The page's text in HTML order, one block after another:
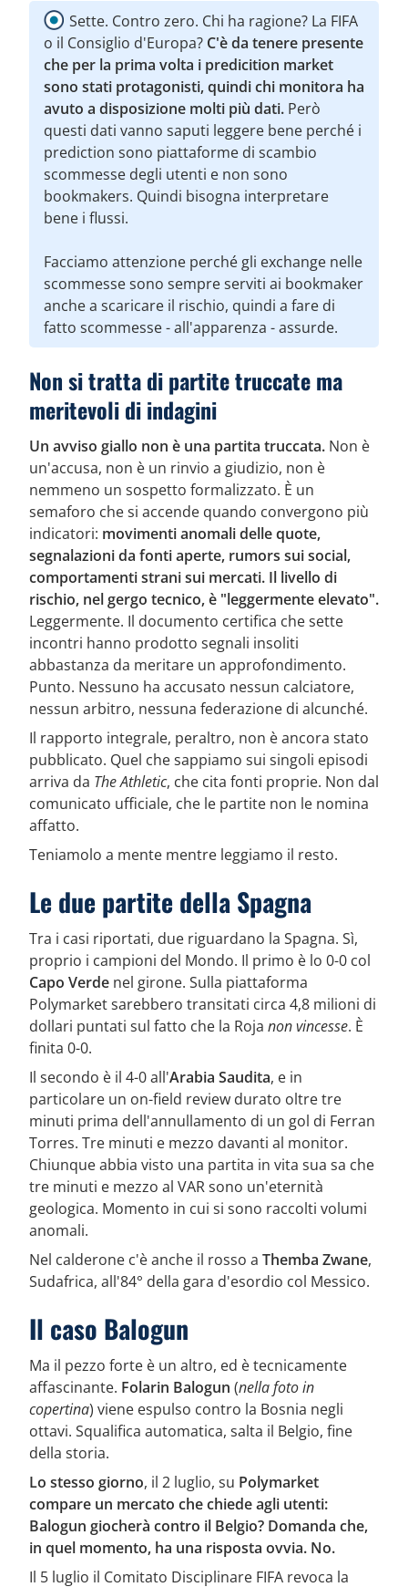
Sette. Contro zero. Chi ha ragione? La FIFA
o il Consiglio d'Europa? C'è da tenere presente
che per la prima volta i predicition market
sono stati protagonisti, quindi chi monitora ha
avuto a disposizione molti più dati. Però
questi dati vanno saputi leggere bene perché i
prediction sono piattaforme di scambio
scommesse degli utenti e non sono
bookmakers. Quindi bisogna interpretare
bene i flussi.
Facciamo attenzione perché gli exchange nelle
scommesse sono sempre serviti ai bookmaker
anche a scaricare il rischio, quindi a fare di
fatto scommesse - all'apparenza - assurde.
Non si tratta di partite truccate ma
meritevoli di indagini
Un avviso giallo non è una partita truccata. Non è
un'accusa, non è un rinvio a giudizio, non è
nemmeno un sospetto formalizzato. È un
semaforo che si accende quando convergono più
indicatori: movimenti anomali delle quote,
segnalazioni da fonti aperte, rumors sui social,
comportamenti strani sui mercati. Il livello di
rischio, nel gergo tecnico, è "leggermente elevato".
Leggermente. Il documento certifica che sette
incontri hanno prodotto segnali insoliti
abbastanza da meritare un approfondimento.
Punto. Nessuno ha accusato nessun calciatore,
nessun arbitro, nessuna federazione di alcunché.
Il rapporto integrale, peraltro, non è ancora stato
pubblicato. Quel che sappiamo sui singoli episodi
arriva da The Athletic, che cita fonti proprie. Non dal
comunicato ufficiale, che le partite non le nomina
affatto.
Teniamolo a mente mentre leggiamo il resto.
Le due partite della Spagna
Tra i casi riportati, due riguardano la Spagna. Sì,
proprio i campioni del Mondo. Il primo è lo 0-0 col
Capo Verde nel girone. Sulla piattaforma
Polymarket sarebbero transitati circa 4,8 milioni di
dollari puntati sul fatto che la Roja non vincesse. È
finita 0-0.
Il secondo è il 4-0 all'Arabia Saudita, e in
particolare un on-field review durato oltre tre
minuti prima dell'annullamento di un gol di Ferran
Torres. Tre minuti e mezzo davanti al monitor.
Chiunque abbia visto una partita in vita sua sa che
tre minuti e mezzo al VAR sono un'eternità
geologica. Momento in cui si sono raccolti volumi
anomali.
Nel calderone c'è anche il rosso a Themba Zwane,
Sudafrica, all'84° della gara d'esordio col Messico.
Il caso Balogun
Ma il pezzo forte è un altro, ed è tecnicamente
affascinante. Folarin Balogun (nella foto in
copertina) viene espulso contro la Bosnia negli
ottavi. Squalifica automatica, salta il Belgio, fine
della storia.
Lo stesso giorno, il 2 luglio, su Polymarket
compare un mercato che chiede agli utenti:
Balogun giocherà contro il Belgio? Domanda che,
in quel momento, ha una risposta ovvia. No.
Il 5 luglio il Comitato Disciplinare FIFA revoca la